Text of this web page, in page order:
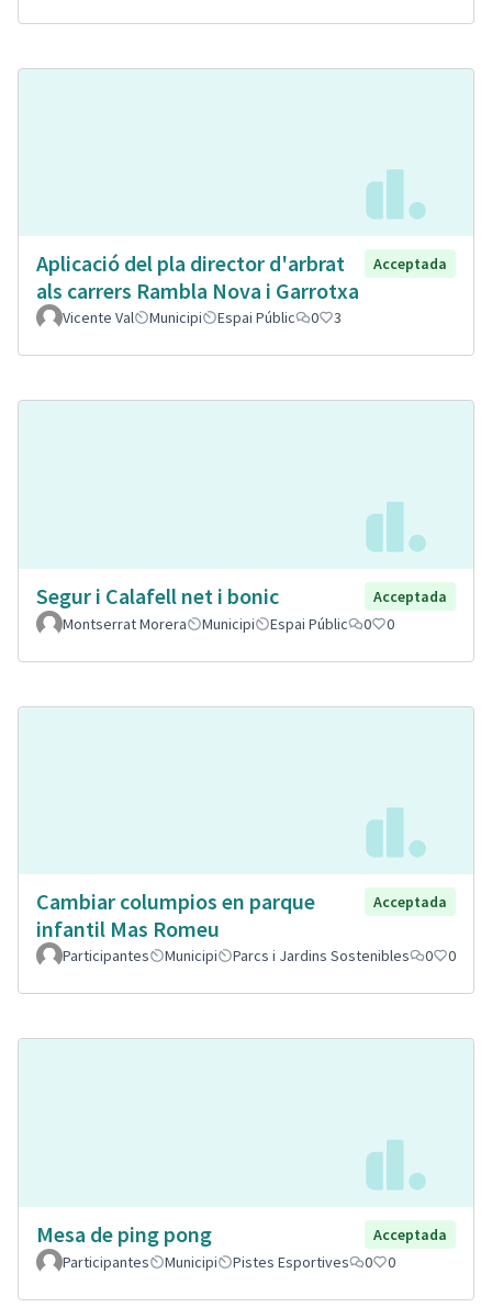
Aplicació del pla director d'arbrat
als carrers Rambla Nova i Garrotxa
Acceptada
Vicente Val Municipi Espai Públic 0 3
Segur i Calafell net i bonic
Acceptada
Montserrat Morera
Municipi Espai Públic 0 0
Cambiar columpios en parque
infantil Mas Romeu
Acceptada
Participantes Municipi Parcs i Jardins Sostenibles 0 0
Mesa de ping pong
Acceptada
Participantes
Municipi Pistes Esportives 0 0